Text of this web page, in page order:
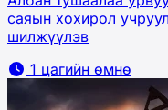
саяын хохирол
шилжүүлэв
1 цагийн өмнө